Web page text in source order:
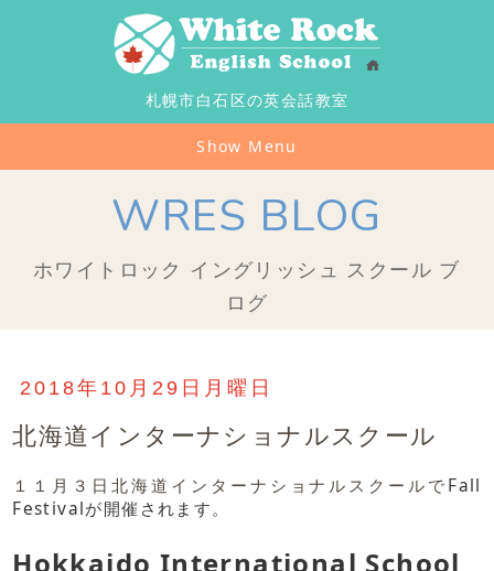
札幌市白石区の英会話教室
Show Menu
WRES BLOG
ホワイトロック イングリッシュ スクール ブ
ログ
2018年10月29日月曜日
北海道インターナショナルスクール
１１月３日北海道インターナショナルスクールでFall
Festivalが開催されます。
Hokkaido International School